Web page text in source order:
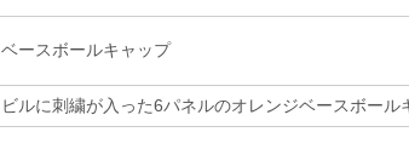
ベースボールキャップ
ビルに刺繍が入った6パネルのオレンジベースボール